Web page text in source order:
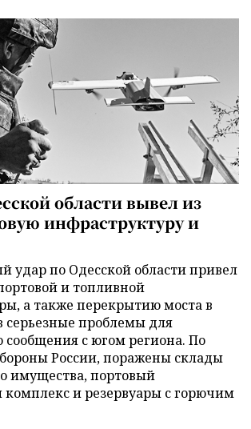
области вывел из
инфраструктуру и
удар по Одесской области привел
и топливной
а также перекрытию моста в
серьезные проблемы для
сообщения с югом региона. По
России, поражены склады
имущества, портовый
и резервуары с горючим